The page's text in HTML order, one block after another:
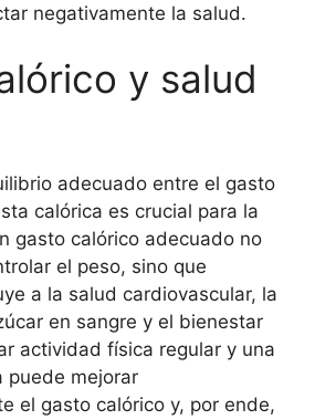
negativamente la salud.
y salud
adecuado entre el gasto
calórica es crucial para la
gasto calórico adecuado no
el peso, sino que
a la salud cardiovascular, la
en sangre y el bienestar
actividad física regular y una
puede mejorar
el gasto calórico y, por ende,